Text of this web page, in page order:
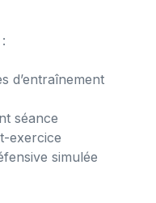
d’entraînement
séance
exercice
simulée